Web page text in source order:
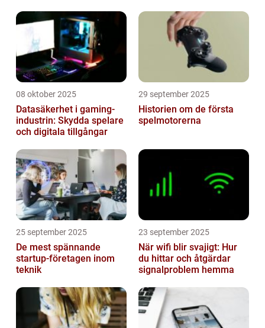
08 oktober 2025
Datasäkerhet i gaming-
industrin: Skydda spelare
och digitala tillgångar
29 september 2025
Historien om de första
spelmotorerna
25 september 2025
De mest spännande
startup-företagen inom
teknik
23 september 2025
När wifi blir svajigt: Hur
du hittar och åtgärdar
signalproblem hemma